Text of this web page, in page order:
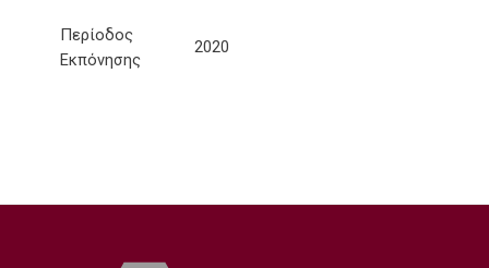
Περίοδος
Εκπόνησης
2020